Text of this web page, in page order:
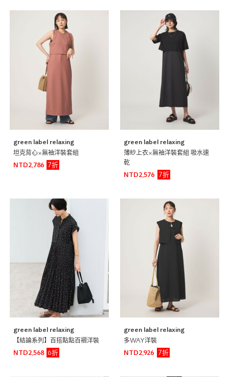
green label relaxing
坦克背心×無袖洋裝套組
NTD2,786
7折
green label relaxing
薄紗上衣×無袖洋裝套組 吸水速
乾
NTD2,576
7折
green label relaxing
【結論系列】百搭點點百褶洋裝
NTD2,568
6折
green label relaxing
多WAY洋裝
NTD2,926
7折